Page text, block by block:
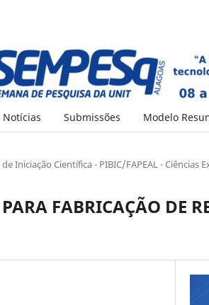
Notícias Submissões Modelo
Iniciação Científica - PIBIC/FAPEAL - Ciências
FABRICAÇÃO DE